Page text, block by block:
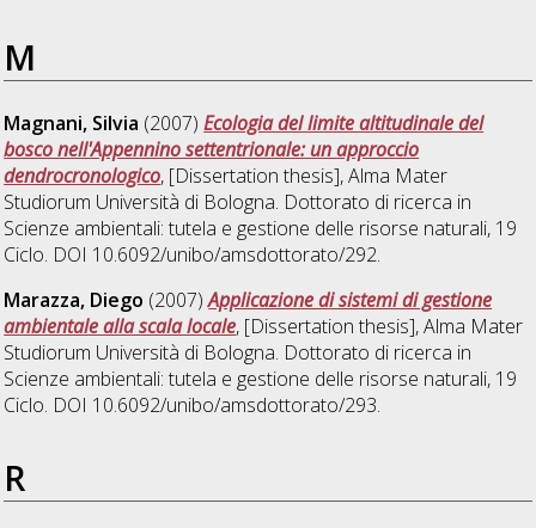
M
Magnani, Silvia (2007)Ecologia del limite altitudinale del
bosco nell'Appennino settentrionale: un approccio
dendrocronologico, [Dissertation thesis], Alma Mater
Studiorum Università di Bologna. Dottorato di ricerca in
Scienze ambientali: tutela e gestione delle risorse naturali, 19
Ciclo. DOI 10.6092/unibo/amsdottorato/292.
Marazza, Diego (2007)Applicazione di sistemi di gestione
ambientale alla scala locale, [Dissertation thesis], Alma Mater
Studiorum Università di Bologna. Dottorato di ricerca in
Scienze ambientali: tutela e gestione delle risorse naturali, 19
Ciclo. DOI 10.6092/unibo/amsdottorato/293.
R